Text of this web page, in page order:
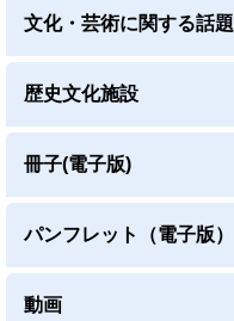
文化・芸術に関する話題
歴史文化施設
冊子(電子版)
パンフレット（電子版）
動画